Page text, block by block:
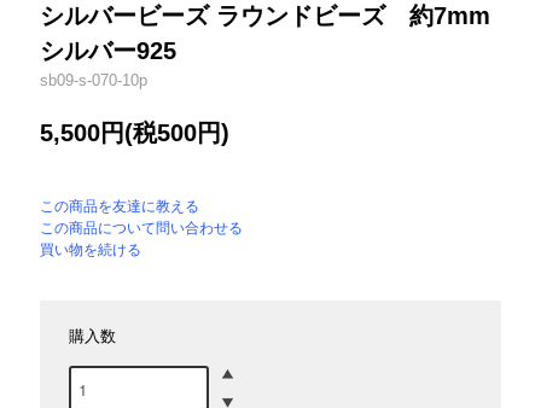
シルバービーズ ラウンドビーズ 約7mm
シルバー925
sb09-s-070-10p
5,500円(税500円)
この商品を友達に教える
この商品について問い合わせる
買い物を続ける
購入数